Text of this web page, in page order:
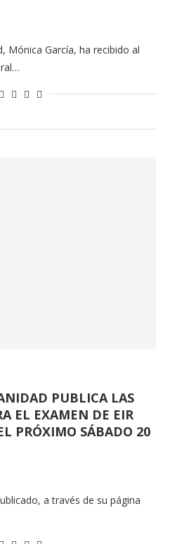
Mónica García, ha recibido al
PUBLICA LAS
EL EXAMEN DE EIR
PRÓXIMO SÁBADO 20
a través de su página